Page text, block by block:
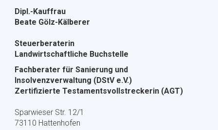
Dipl.-Kauffrau
Beate Gölz-Kälberer
Steuerberaterin
Landwirtschaftliche Buchstelle
Fachberater für Sanierung und
Insolvenzverwaltung (DStV e.V.)
Zertifizierte Testamentsvollstreckerin (AGT)
Sparwieser Str. 12/1
73110 Hattenhofen